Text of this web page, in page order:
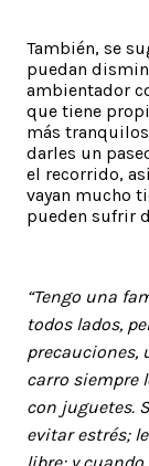
También, se
puedan
ambientador
que tiene
más
darles un
el recorrido,
vayan mucho
pueden sufrir
“Tengo una
todos lados,
precauciones,
carro siempre
con juguetes.
evitar estrés;